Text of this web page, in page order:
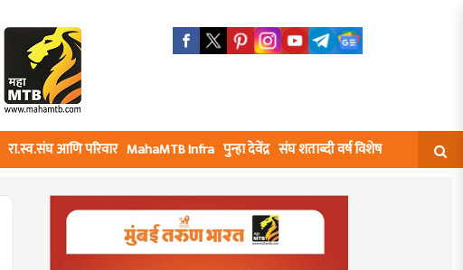
रा.स्व.संघ आणि परिवार MahaMTB Infra पुन्हा देवेंद्र संघ शताब्दी वर्ष विशेष